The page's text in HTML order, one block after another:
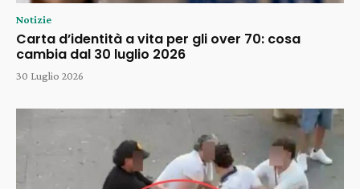
Notizie
Carta d’identità a vita per gli over 70: cosa
cambia dal 30 luglio 2026
30 Luglio 2026